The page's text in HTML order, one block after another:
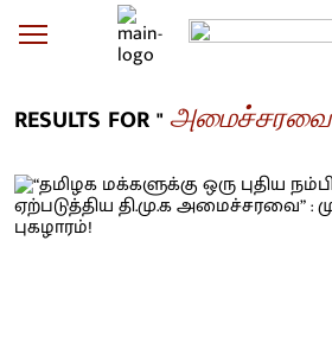
RESULTS FOR " அமைச்சரவை